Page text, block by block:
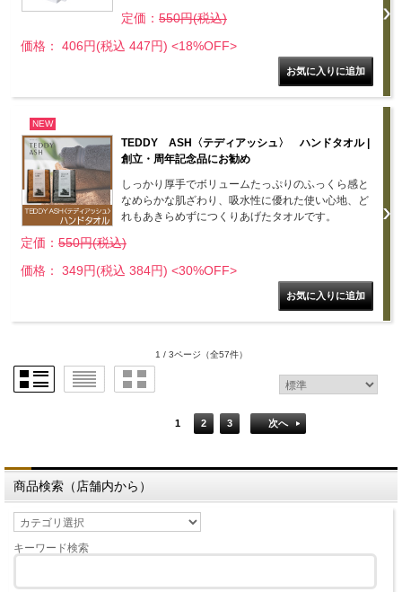
定価： 550円(税込)
価格： 406円(税込 447円) <18%OFF>
NEW
TEDDY ASH〈テディアッシュ〉 ハンドタオル |
創立・周年記念品にお勧め
しっかり厚手でボリュームたっぷりのふっくら感と
なめらかな肌ざわり、吸水性に優れた使い心地、ど
れもあきらめずにつくりあげたタオルです。
定価： 550円(税込)
価格： 349円(税込 384円) <30%OFF>
1 / 3ページ （全57件）
1 2 3 次へ
商品検索（店舗内から）
キーワード検索